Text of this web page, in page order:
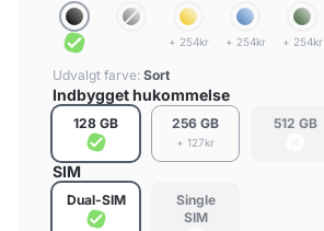
+ 254kr + 254kr + 254kr
Udvalgt farve: Sort
Indbygget hukommelse
128 GB 256 GB
+ 127kr
512 GB
SIM
Dual-SIM
Single
SIM